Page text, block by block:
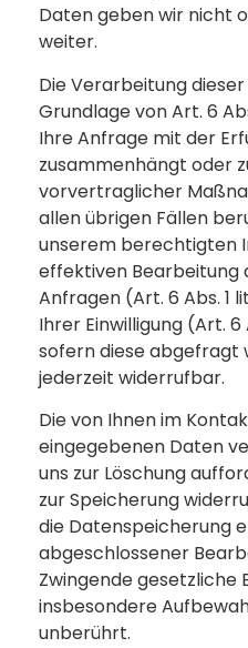
Daten geben wir nicht
weiter.
Die Verarbeitung
Grundlage von Art. 6
Ihre Anfrage mit der
zusammenhängt oder
vorvertraglicher
allen übrigen Fällen
unserem berechtigten
effektiven Bearbeitung
Anfragen (Art. 6 Abs. 1
Ihrer Einwilligung (Art. 6
sofern diese abgefragt
jederzeit widerrufbar.
Die von Ihnen im
eingegebenen Daten
uns zur Löschung
zur Speicherung
die Datenspeicherung
abgeschlossener
Zwingende gesetzliche
insbesondere
unberührt.